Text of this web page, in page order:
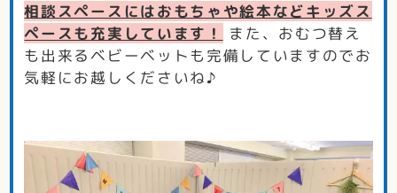
相談スペースにはおもちゃや絵本などキッズス
ペースも充実しています！
また、おむつ替え
も出来るベビーベットも完備していますのでお
気軽にお越しくださいね♪